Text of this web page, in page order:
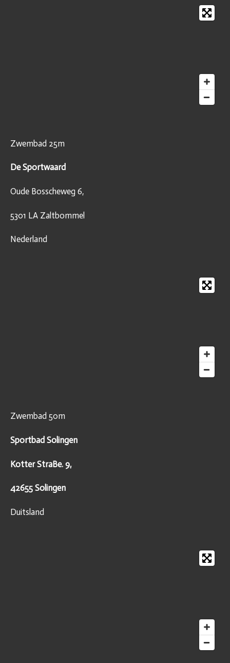
Zwembad 25m
De Sportwaard
Oude Bosscheweg 6,
5301 LA Zaltbommel
Nederland
Zwembad 50m
Sportbad Solingen
Kotter StraBe. 9,
42655 Solingen
Duitsland